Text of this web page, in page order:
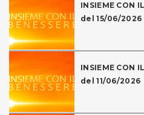
INSIEME CON
del 15/06/2026
INSIEME CON
del 11/06/2026